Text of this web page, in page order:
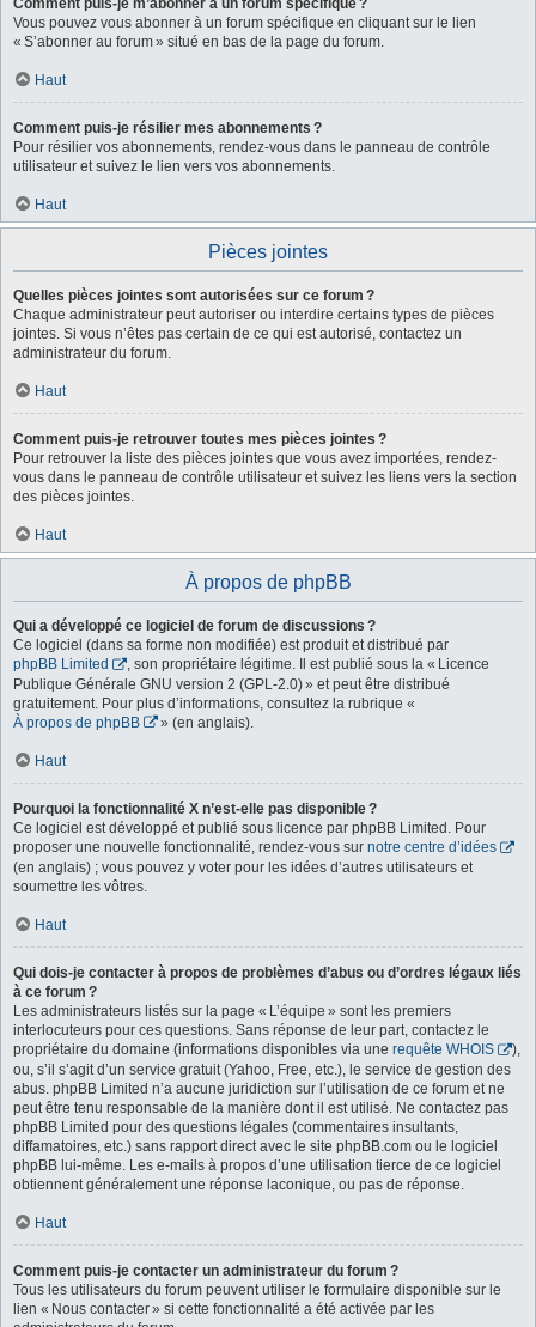
Comment puis-je m’abonner à un forum spécifique ?
Vous pouvez vous abonner à un forum spécifique en cliquant sur le lien
« S’abonner au forum » situé en bas de la page du forum.
Haut
Comment puis-je résilier mes abonnements ?
Pour résilier vos abonnements, rendez-vous dans le panneau de contrôle
utilisateur et suivez le lien vers vos abonnements.
Haut
Pièces jointes
Quelles pièces jointes sont autorisées sur ce forum ?
Chaque administrateur peut autoriser ou interdire certains types de pièces
jointes. Si vous n’êtes pas certain de ce qui est autorisé, contactez un
administrateur du forum.
Haut
Comment puis-je retrouver toutes mes pièces jointes ?
Pour retrouver la liste des pièces jointes que vous avez importées, rendez-
vous dans le panneau de contrôle utilisateur et suivez les liens vers la section
des pièces jointes.
Haut
À propos de phpBB
Qui a développé ce logiciel de forum de discussions ?
Ce logiciel (dans sa forme non modifiée) est produit et distribué par
phpBB Limited
, son propriétaire légitime. Il est publié sous la « Licence
Publique Générale GNU version 2 (GPL-2.0) » et peut être distribué
gratuitement. Pour plus d’informations, consultez la rubrique «
À propos de phpBB
» (en anglais).
Haut
Pourquoi la fonctionnalité X n’est-elle pas disponible ?
Ce logiciel est développé et publié sous licence par phpBB Limited. Pour
proposer une nouvelle fonctionnalité, rendez-vous sur notre centre d’idées
(en anglais) ; vous pouvez y voter pour les idées d’autres utilisateurs et
soumettre les vôtres.
Haut
Qui dois-je contacter à propos de problèmes d’abus ou d’ordres légaux liés
à ce forum ?
Les administrateurs listés sur la page « L’équipe » sont les premiers
interlocuteurs pour ces questions. Sans réponse de leur part, contactez le
propriétaire du domaine (informations disponibles via une requête WHOIS
),
ou, s’il s’agit d’un service gratuit (Yahoo, Free, etc.), le service de gestion des
abus. phpBB Limited n’a aucune juridiction sur l’utilisation de ce forum et ne
peut être tenu responsable de la manière dont il est utilisé. Ne contactez pas
phpBB Limited pour des questions légales (commentaires insultants,
diffamatoires, etc.) sans rapport direct avec le site phpBB.com ou le logiciel
phpBB lui-même. Les e-mails à propos d’une utilisation tierce de ce logiciel
obtiennent généralement une réponse laconique, ou pas de réponse.
Haut
Comment puis-je contacter un administrateur du forum ?
Tous les utilisateurs du forum peuvent utiliser le formulaire disponible sur le
lien « Nous contacter » si cette fonctionnalité a été activée par les